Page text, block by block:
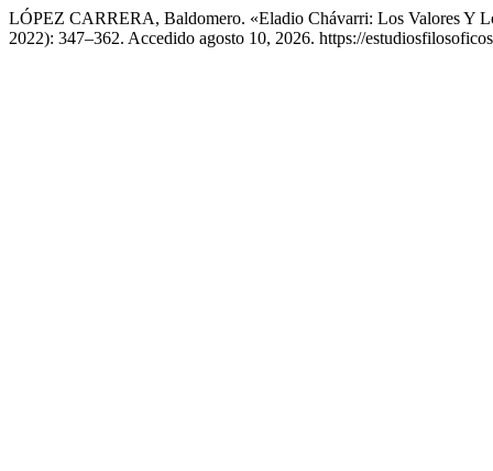
LÓPEZ CARRERA, Baldomero. «Eladio Chávarri: Los Valores Y
2022): 347–362. Accedido agosto 10, 2026. https://